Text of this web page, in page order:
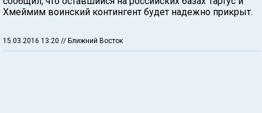
Хмеймим воинский контингент будет надежно прикрыт.
15.03.2016 13:20 // Ближний Восток